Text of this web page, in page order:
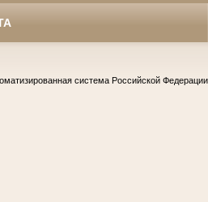
система Российской